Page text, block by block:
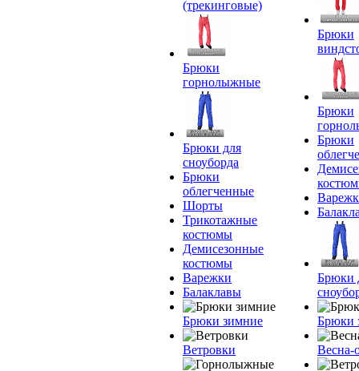
(трекинговые)
Брюки
горнолыжные
Брюки для
сноуборда
Брюки
облегченные
Шорты
Трикотажные
костюмы
Демисезонные
костюмы
Варежки
Балаклавы
Брюки зимние
Ветровки
Брюки
Брюки
Брюки
Брюки
Брюки
Весна-